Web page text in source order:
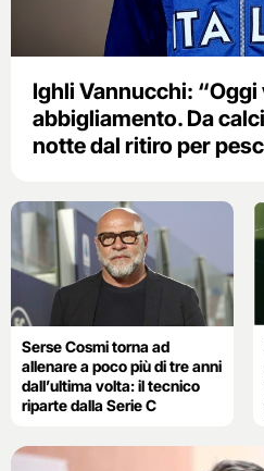
Ighli Vannucchi: “Oggi
abbigliamento. Da
notte dal ritiro per
Serse Cosmi torna ad
allenare a poco più di tre anni
dall’ultima volta: il tecnico
riparte dalla Serie C